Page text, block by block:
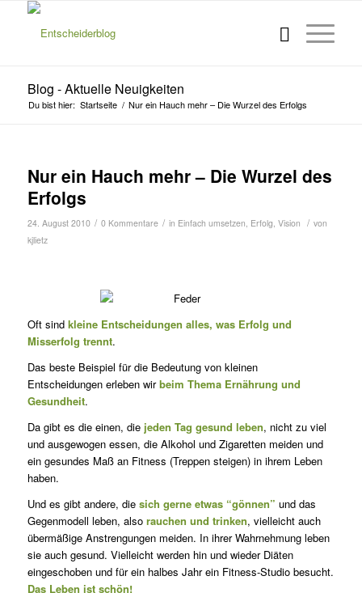
Blog - Aktuelle Neuigkeiten
Du bist hier: Startseite / Nur ein Hauch mehr – Die Wurzel des Erfolgs
Nur ein Hauch mehr – Die Wurzel des
Erfolgs
24. August 2010 / 0 Kommentare / in Einfach umsetzen, Erfolg, Vision / von
kjlietz
Oft sind kleine Entscheidungen alles, was Erfolg und
Misserfolg trennt.
Das beste Beispiel für die Bedeutung von kleinen
Entscheidungen er­le­ben wirbeim Thema Ernährung und
Gesundheit.
Da gibt es die einen, die jeden Tag gesund leben, nicht zu viel
und ausgewogen essen, die Alkohol und Zigaretten meiden und
ein ge­sun­des Maß an Fitness (Treppen steigen) in ihrem Leben
haben.
Und es gibt andere, die sich gerne etwas “gönnen” und das
Ge­gen­mo­dell leben, also rauchen und trinken, vielleicht auch
übermäßige An­stren­gun­gen meiden. In ihrer Wahrnehmung leben
sie auch gesund. Vielleicht werden hin und wieder Diäten
eingeschoben und für ein halbes Jahr ein Fitness-Studio besucht.
Das Leben ist schön!